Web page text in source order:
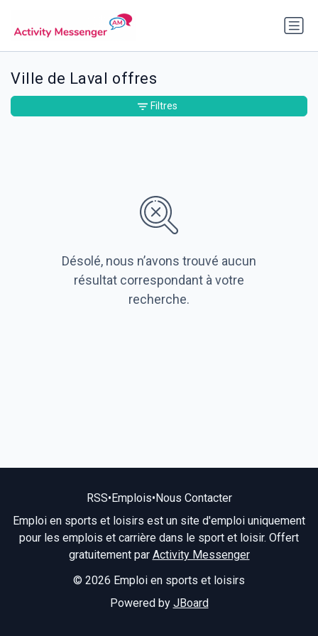
Ville de Laval offres
Désolé, nous n’avons trouvé aucun
résultat correspondant à votre
recherche.
Filtres
RSS•Emplois•Nous Contacter
Emploi en sports et loisirs est un site d'emploi uniquement
pour les emplois et carrière dans le sport et loisir. Offert
gratuitement par Activity Messenger
© 2026 Emploi en sports et loisirs
Powered by JBoard